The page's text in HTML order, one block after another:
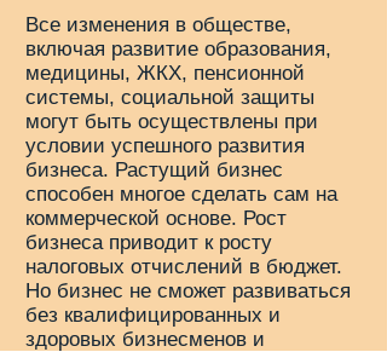
Все изменения в обществе,
включая развитие образования,
медицины, ЖКХ, пенсионной
системы, социальной защиты
могут быть осуществлены при
условии успешного развития
бизнеса. Растущий бизнес
способен многое сделать сам на
коммерческой основе. Рост
бизнеса приводит к росту
налоговых отчислений в бюджет.
Но бизнес не сможет развиваться
без квалифицированных и
здоровых бизнесменов и